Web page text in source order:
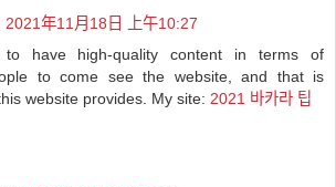
2021年11月18日 上午10:27
have high-quality content in terms of
to come see the website, and that is
website provides. My site: 2021 바카라 팁